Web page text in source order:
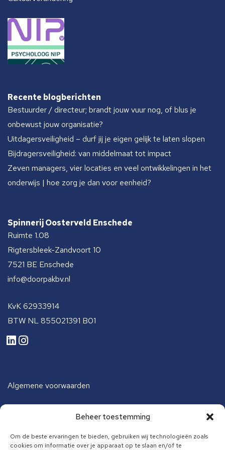
Beheer toestemming
Om de beste ervaringen te bieden, gebruiken wij technologieën zoals
cookies om informatie over je apparaat op te slaan en/of te
Recente blogberichten
Bestuurder / directeur; brandt jouw vuur nog, of blus je
onbewust jouw organisatie?
Uitdagersveiligheid – durf jij je eigen gelijk te laten slopen
Bijdragersveiligheid: van middelmaat tot impact
Zeven managers, vier locaties en veel ontwikkelingen in het
onderwijs | hoe zorg je dan voor eenheid?
Spinnerij Oosterveld Enschede
Ruimte 1.08
Rigtersbleek-Zandvoort 10
7521 BE Enschede
info@doorpakbv.nl
KvK 62933914
BTW NL 855021391 B01
Algemene voorwaarden